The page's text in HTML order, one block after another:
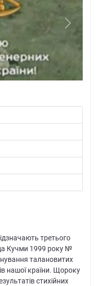
Next
третього
Кучми 1999 року №
талановитих
нашої країни. Щороку
стихійних